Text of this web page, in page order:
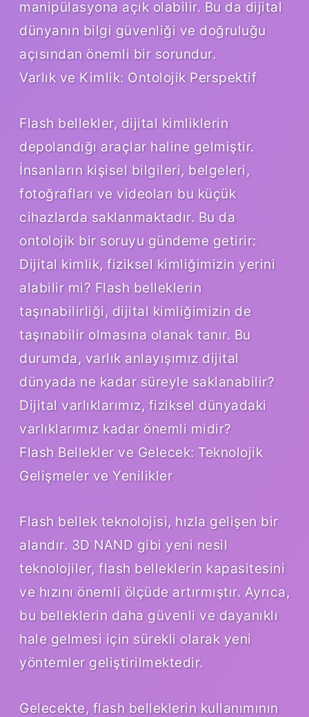
manipülasyona açık olabilir. Bu da dijital
dünyanın bilgi güvenliği ve doğruluğu
açısından önemli bir sorundur.
Varlık ve Kimlik: Ontolojik Perspektif
Flash bellekler, dijital kimliklerin
depolandığı araçlar haline gelmiştir.
İnsanların kişisel bilgileri, belgeleri,
fotoğrafları ve videoları bu küçük
cihazlarda saklanmaktadır. Bu da
ontolojik bir soruyu gündeme getirir:
Dijital kimlik, fiziksel kimliğimizin yerini
alabilir mi? Flash belleklerin
taşınabilirliği, dijital kimliğimizin de
taşınabilir olmasına olanak tanır. Bu
durumda, varlık anlayışımız dijital
dünyada ne kadar süreyle saklanabilir?
Dijital varlıklarımız, fiziksel dünyadaki
varlıklarımız kadar önemli midir?
Flash Bellekler ve Gelecek: Teknolojik
Gelişmeler ve Yenilikler
Flash bellek teknolojisi, hızla gelişen bir
alandır. 3D NAND gibi yeni nesil
teknolojiler, flash belleklerin kapasitesini
ve hızını önemli ölçüde artırmıştır. Ayrıca,
bu belleklerin daha güvenli ve dayanıklı
hale gelmesi için sürekli olarak yeni
yöntemler geliştirilmektedir.
Gelecekte, flash belleklerin kullanımının